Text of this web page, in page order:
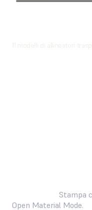
11 modelli di allineatori
Stampa
Open Material Mode.